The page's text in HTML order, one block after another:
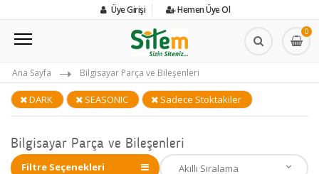
Üye Girişi Hemen Üye Ol
0
Ana Sayfa Bilgisayar Parça ve Bileşenleri
DARK SEASONIC Sadece Stoktakiler
Bilgisayar Parça ve Bileşenleri
Filtre Seçenekleri